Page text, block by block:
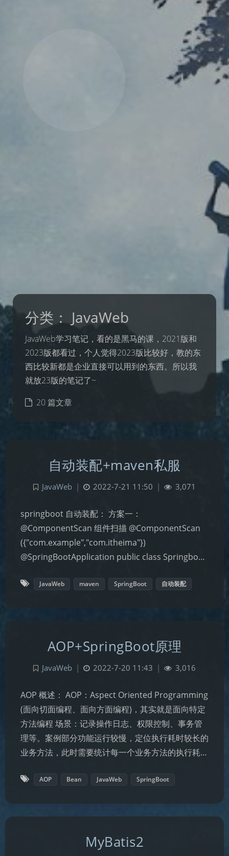
分类： JavaWeb
JavaWeb学习笔记，看的是黑马的课，2021版和
2023版都看过，个人觉得2023版比较好，教的东
西比较新都是企业直接可以用到的东西。所以我
就放23版的笔记了~
20 篇文章
自动装配+maven私服
JavaWeb 2022-7-21 11:50 3,071
springboot 自动装配： 方案一：
@ComponentScan 组件扫描 @ComponentScan
({"com.example","com.itheima"})
@SpringBootApplication public class Springbo…
JavaWeb maven SpringBoot 自动装配
AOP+SpringBoot原理
JavaWeb 2022-7-20 11:43 3,016
AOP 概述： AOP：Aspect Oriented Programming
(面向切面编程、面向方面编程)，其实就是面向特定
方法编程 场景：记录操作日志、权限控制、事务管
理等。案例部分功能运行较慢，定位执行耗时较长的
业务方法，此时需要统计每一个业务方法的执行耗…
AOP Bean JavaWeb SpringBoot
MyBatis2